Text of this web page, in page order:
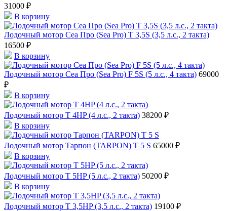
31000 ₽
В корзину
Лодочный мотор Сеа Про (Sea Pro) Т 3,5S (3,5 л.с., 2 такта)
16500 ₽
В корзину
Лодочный мотор Сеа Про (Sea Pro) F 5S (5 л.с., 4 такта) 69000
₽
В корзину
Лодочный мотор T 4HP (4 л.с., 2 такта) 38200 ₽
В корзину
Лодочный мотор Тарпон (TARPON) T 5 S 65000 ₽
В корзину
Лодочный мотор T 5HP (5 л.с., 2 такта) 50200 ₽
В корзину
Лодочный мотор T 3,5HP (3,5 л.с., 2 такта) 19100 ₽